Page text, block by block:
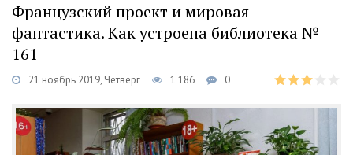
Французский проект и мировая
фантастика. Как устроена библиотека №
161
21 ноябрь 2019, Четверг 1 186 0